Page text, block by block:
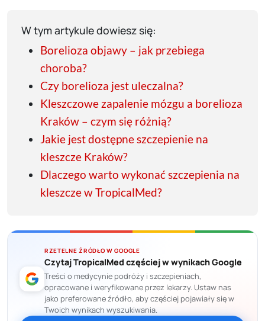
W tym artykule dowiesz się:
Borelioza objawy – jak przebiega
choroba?
Czy borelioza jest uleczalna?
Kleszczowe zapalenie mózgu a borelioza
Kraków – czym się różnią?
Jakie jest dostępne szczepienie na
kleszcze Kraków?
Dlaczego warto wykonać szczepienia na
kleszcze w TropicalMed?
RZETELNE ŹRÓDŁO W GOOGLE
Czytaj TropicalMed częściej w wynikach Google
Treści o medycynie podróży i szczepieniach,
opracowane i weryfikowane przez lekarzy. Ustaw nas
jako preferowane źródło, aby częściej pojawiały się w
Twoich wynikach wyszukiwania.